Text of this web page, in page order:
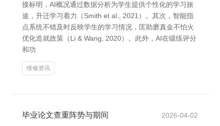
接标明，AI概况通过数据分析为学生提供个性化的学习旅
途，升迁学习着力（Smith et al., 2021）。其次，智能指
点系统不错及时反映学生的学习情况，匡助磨真金不怕火
优化造就政策（Li & Wang, 2020）。此外，AI在锻练评分
和功
维修资讯
毕业论文查重阵势与期间 2026-04-02